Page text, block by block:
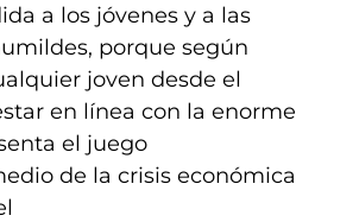
a los jóvenes y a las
porque según
joven desde el
en línea con la enorme
el juego
de la crisis económica